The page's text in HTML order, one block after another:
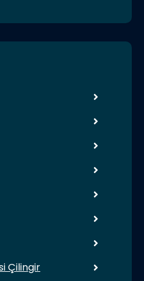
Çilingir